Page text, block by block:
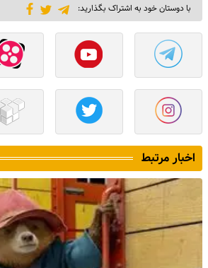
با دوستان خود به اشتراک بگذارید:
اخبار مرتبط